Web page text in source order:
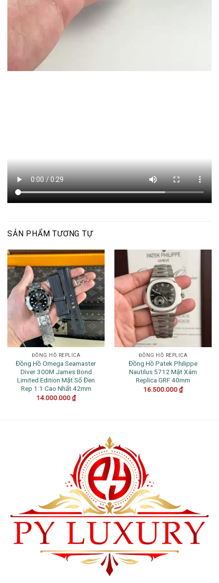
SẢN PHẨM TƯƠNG TỰ
ĐỒNG HỒ REPLICA
Đồng Hồ Omega Seamaster
Diver 300M James Bond
Limited Edition Mặt Số Đen
Rep 1:1 Cao Nhất 42mm
14.000.000₫
ĐỒNG HỒ REPLICA
Đồng Hồ Patek Philippe
Nautilus 5712 Mặt Xám
Replica GRF 40mm
16.500.000₫